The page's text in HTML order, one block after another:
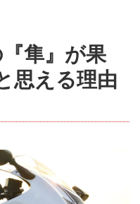
隼』が果
思える理由